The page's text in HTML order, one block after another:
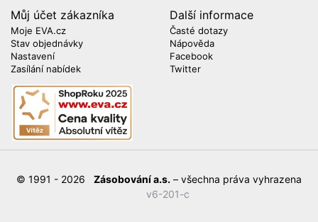
Můj účet zákazníka
Moje EVA.cz
Stav objednávky
Nastavení
Zasílání nabídek
Další informace
Časté dotazy
Nápověda
Facebook
Twitter
© 1991 - 2026 Zásobování a.s. – všechna práva vyhrazena
v6-201-c